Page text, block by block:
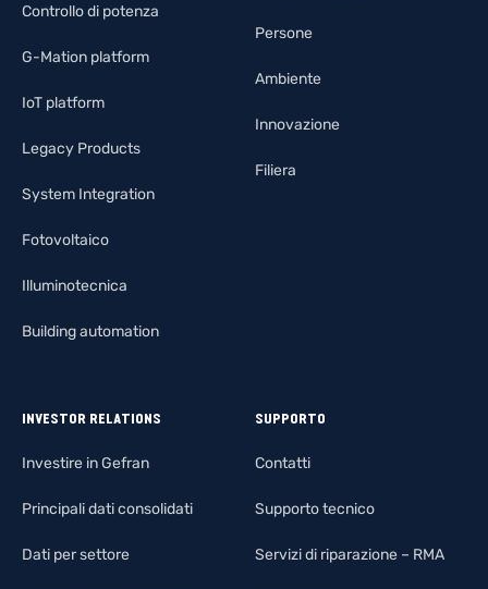
Controllo di potenza
G-Mation platform
IoT platform
Legacy Products
System Integration
Fotovoltaico
Illuminotecnica
Building automation
Persone
Ambiente
Innovazione
Filiera
INVESTOR RELATIONS
Investire in Gefran
Principali dati consolidati
Dati per settore
SUPPORTO
Contatti
Supporto tecnico
Servizi di riparazione – RMA